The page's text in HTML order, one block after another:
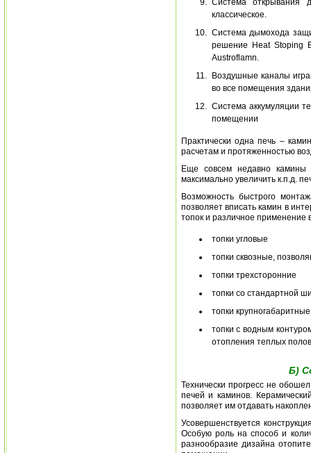
Система открывания
классическое.
Система дымохода
решение Heat Stoping
Austroflamn.
Воздушные каналы
во все помещения
Система аккумуляции
помещении
Практически одна печь –
расчетам и протяженностью
Еще совсем недавно камины
максимально увеличить к.п.д.
Возможность быстрого
позволяет вписать камин в
топок и различное применение
топки угловые
топки сквозные,
топки трехсторонние
топки со стандартной
топки крупногабаритные
топки с водным
отопления теплых
Б)
Технически прогресс не
печей и каминов.
позволяет им отдавать
Усовершенствуется
Особую роль на способ и
разнообразие дизайна